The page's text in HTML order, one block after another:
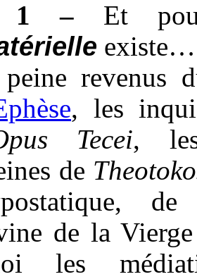
1 – Et
existe…
revenus
, les
Tecei,
de
de
de la
les